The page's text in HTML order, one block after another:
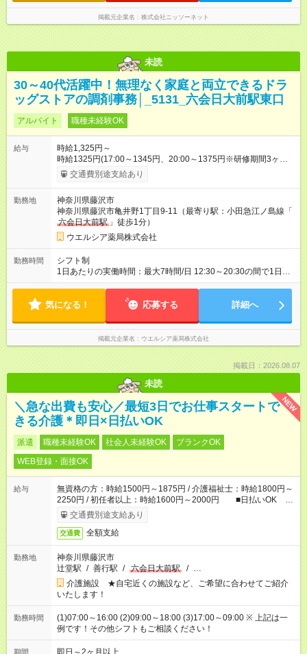
掲載元企業名 株式会社ニッソーネット
未読
30～40代活躍中！無理なく家庭と両立できるドラ
ッグストアの調剤事務│_5131_六会日大前駅東口
アルバイト 職種未経験OK
給与
時給1,325円～
時給1325円(17:00～1345円、20:00～1375円※研修期間3ヶ月以
降、社内試験による更新判定あり 社内試験合格後、時給＋50～
100円の昇給あり （大学生は＋20円） 試用期間あり：入社日か
間あり 試用期間の長さ：3ヶ月 雇用形態、給与は本採用時と同
じです。
交通費別途支給あり
勤務地
神奈川県藤沢市
神奈川県藤沢市亀井野1丁目9-11（最寄り駅：小田急江ノ島線「
六会日大前駅 」徒歩1分）
ウエルシア薬局株式会社
勤務時間
シフト制
1日あたりの実働時間：最大7時間/日 12:30～20:30の間で1日4
時間～応相談 ☆週2～5日の勤務 ※シフトの相談可能 ☆未経験・
気になる！ 応募する 詳細へ
掲載元企業名 ウエルシア薬局株式会社
掲載日：2026.08.07
未読
NEW
＼急な出費も安心／最短3日でお仕事スタートで
きる介護＊即日×日払いOK
派遣 職種未経験OK 社会人未経験OK
ブランクOK
WEB登録・面接OK
給与
無資格の方：時給1500円～1875円 / 介護福祉士：時給1800円～
2250円 / 初任者以上：時給1600円～2000円 ■日払いOK ■
日収例：1万2000円（時給1500円×8h）
交通費別途支給あり
交通費 全額支給
勤務地
神奈川県藤沢市
辻堂駅 / 善行駅 / 六会日大前駅 / …
介護施設 ★自宅近くの施設など、ご希望に合わせてご紹介
いたします！
勤務時間
(1)07:00～16:00 (2)09:00～18:00 (3)17:00～09:00 ※ 上記は一
例です！その他シフトもご相談ください！
期間 即日～2ヶ月以上